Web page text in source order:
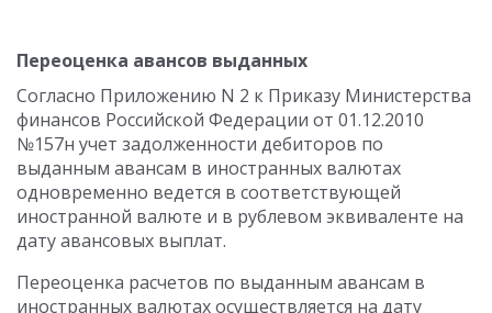
Переоценка авансов выданных
Согласно Приложению N 2 к Приказу Министерства
финансов Российской Федерации от 01.12.2010
№157н учет задолженности дебиторов по
выданным авансам в иностранных валютах
одновременно ведется в соответствующей
иностранной валюте и в рублевом эквиваленте на
дату авансовых выплат.
Переоценка расчетов по выданным авансам в
иностранных валютах осуществляется на дату